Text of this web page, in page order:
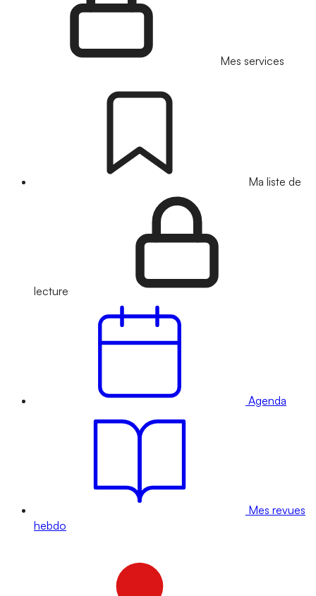
Mes services
Ma liste de
lecture
Agenda
Mes revues
hebdo